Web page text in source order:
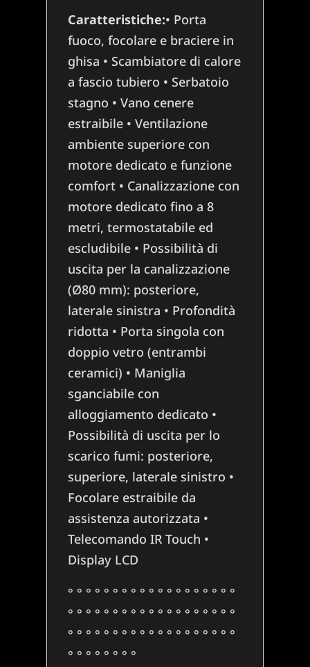
Caratteristiche:• Porta
fuoco, focolare e braciere in
ghisa • Scambiatore di calore
a fascio tubiero • Serbatoio
stagno • Vano cenere
estraibile • Ventilazione
ambiente superiore con
motore dedicato e funzione
comfort • Canalizzazione con
motore dedicato fino a 8
metri, termostatabile ed
escludibile • Possibilità di
uscita per la canalizzazione
(Ø80 mm): posteriore,
laterale sinistra • Profondità
ridotta • Porta singola con
doppio vetro (entrambi
ceramici) • Maniglia
sganciabile con
alloggiamento dedicato •
Possibilità di uscita per lo
scarico fumi: posteriore,
superiore, laterale sinistro •
Focolare estraibile da
assistenza autorizzata •
Telecomando IR Touch •
Display LCD
° ° ° ° ° ° ° ° ° ° ° ° ° ° ° ° ° ° °
° ° ° ° ° ° ° ° ° ° ° ° ° ° ° ° ° ° °
° ° ° ° ° ° ° ° ° ° ° ° ° ° ° ° ° ° °
° ° ° ° ° ° ° °